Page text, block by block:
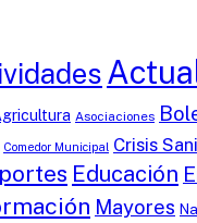
Asociaciones
Comedor Municipal Crisis
Educación
Mayores